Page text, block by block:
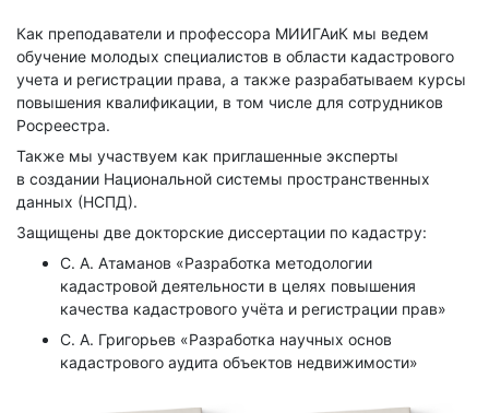
Как преподаватели и профессора МИИГАиК мы ведем
обучение молодых специалистов в области кадастрового
учета и регистрации права, а также разрабатываем курсы
повышения квалификации, в том числе для сотрудников
Росреестра.
Также мы участвуем как приглашенные эксперты
в создании Национальной системы пространственных
данных (НСПД).
Защищены две докторские диссертации по кадастру:
С. А. Атаманов «Разработка методологии
кадастровой деятельности в целях повышения
качества кадастрового учёта и регистрации прав»
С. А. Григорьев «Разработка научных основ
кадастрового аудита объектов недвижимости»